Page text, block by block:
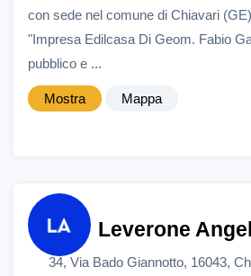
con sede nel comune di Chiavari
"Impresa Edilcasa Di Geom. Fabio
pubblico e ...
Mostra Mappa
Leverone
34, Via Bado Giannotto, 16043,